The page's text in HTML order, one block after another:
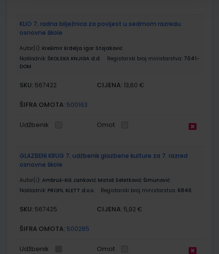
KLIO 7; radna bilježnica za povijest u sedmom razredu
osnovne škole
Autor(i): Krešimir Erdelja Igor Stojaković
Nakladnik: ŠKOLSKA KNJIGA d.d. Registarski broj ministarstva: 7041-
DOM
SKU: 567422 CIJENA: 13,60 €
ŠIFRA OMOTA: 500163
Udžbenik Omot
GLAZBENI KRUG 7; udžbenik glazbene kulture za 7. razred
osnovne škole
Autor(i): Ambruš-Kiš Janković Matoš Seletković Šimunović
Nakladnik: PROFIL KLETT d.o.o. Registarski broj ministarstva: 6846
SKU: 567425 CIJENA: 5,92 €
ŠIFRA OMOTA: 500285
Udžbenik Omot